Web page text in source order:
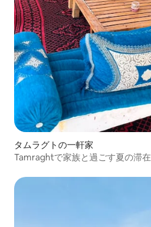
タムラグトの一軒家
Tamraghtで家族と過ごす夏の滞在